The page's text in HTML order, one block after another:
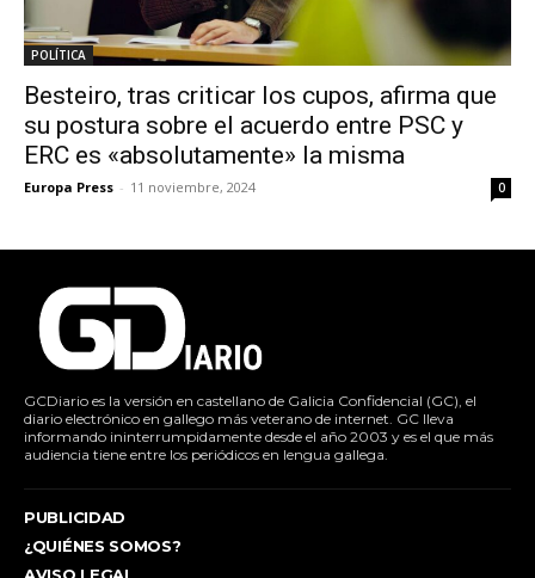
POLÍTICA
Besteiro, tras criticar los cupos, afirma que
su postura sobre el acuerdo entre PSC y
ERC es «absolutamente» la misma
Europa Press - 11 noviembre, 2024 0
GCDiario es la versión en castellano de Galicia Confidencial (GC), el
diario electrónico en gallego más veterano de internet. GC lleva
informando ininterrumpidamente desde el año 2003 y es el que más
audiencia tiene entre los periódicos en lengua gallega.
PUBLICIDAD
¿QUIÉNES SOMOS?